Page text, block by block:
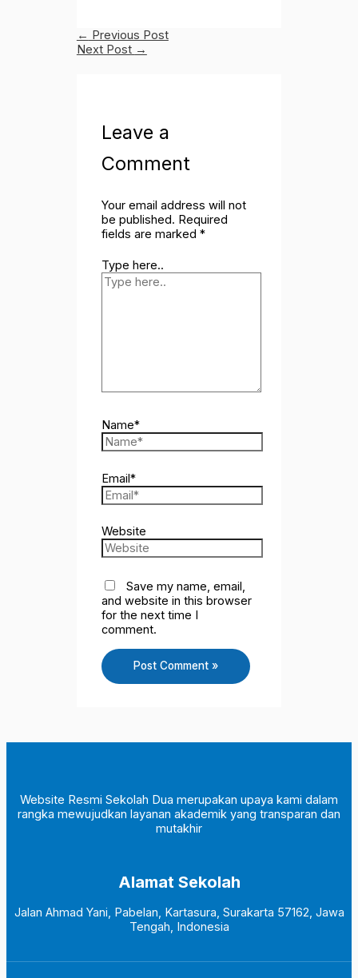
← Previous Post
Next Post →
Leave a
Comment
Your email address will not
be published. Required
fields are marked*
Type here..
Name*
Email*
Website
Save my name, email,
and website in this browser
for the next time I
comment.
Website Resmi Sekolah Dua merupakan upaya kami dalam
rangka mewujudkan layanan akademik yang transparan dan
mutakhir
Alamat Sekolah
Jalan Ahmad Yani, Pabelan, Kartasura, Surakarta 57162, Jawa
Tengah, Indonesia